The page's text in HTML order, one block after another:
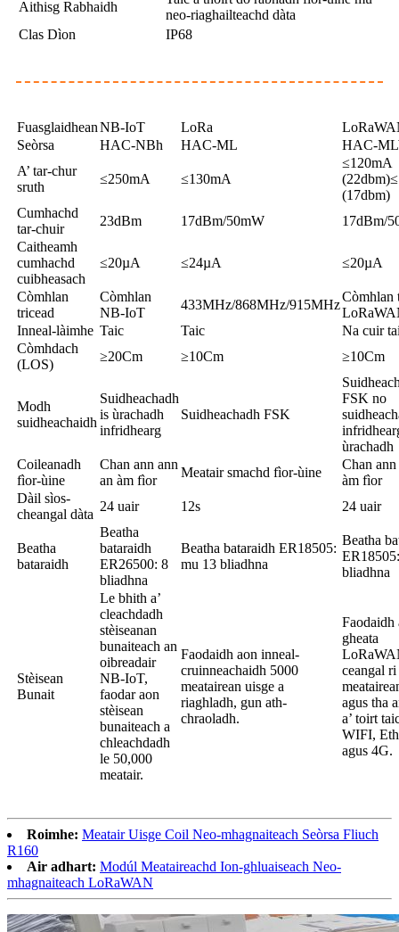
Aithisg Rabhaidh
neo-riaghailteachd dàta
Clas Dìon
IP68
FuasglaidheanNB-IoT LoRa
Seòrsa
HAC-NBh HAC-ML
HAC-
A’ tar-chur
sruth
≤250mA ≤130mA
≤120mA
(22dbm)
(17dbm)
Cumhachd
tar-chuir
23dBm 17dBm/50mW
17dBm/
Caitheamh
cumhachd
cuibheasach
≤20µA ≤24µA ≤20µA
Còmhlan
tricead
Còmhlan
NB-IoT
433MHz/868MHz/915MHz
Còmhlan
Inneal-làimhe Taic Taic
Na cuir
Còmhdach
(LOS)
≥20Cm ≥10Cm ≥10Cm
Modh
suidheachaidh
Suidheachadh
is ùrachadh
infridhearg
Suidheachadh FSK
FSK no
ùrachadh
Coileanadh
fìor-ùine
Chan ann ann
an àm fìor
Meatair smachd fìor-ùine
Chan
àm fìor
Dàil sìos-
cheangal dàta
24 uair 12s 24 uair
Beatha
bataraidh
Beatha
bataraidh
ER26500: 8
bliadhna
Beatha bataraidh ER18505:
mu 13 bliadhna
Beatha
bliadhna
Stèisean
Bunait
Le bhith a’
cleachdadh
stèiseanan
bunaiteach an
oibreadair
NB-IoT,
faodar aon
stèisean
bunaiteach a
chleachdadh
le 50,000
meatair.
Faodaidh aon inneal-
cruinneachaidh 5000
meatairean uisge a
riaghladh, gun ath-
chraoladh.
Faodaidh
gheata
ceangal
agus tha
a’ toirt
WIFI,
agus 4G.
Roimhe: Meatair Uisge Coil Neo-mhagnaiteach Seòrsa Fliuch
R160
Air adhart: Modúl Meataireachd Ion-ghluaiseach Neo-
mhagnaiteach LoRaWAN